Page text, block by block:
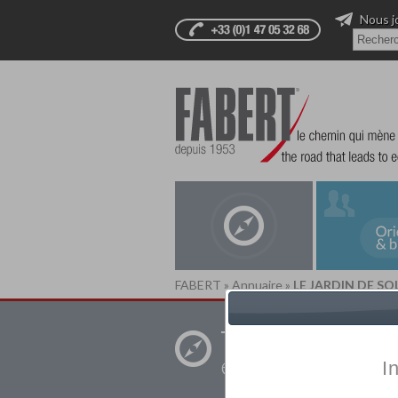
Nous
FABERT » Annuaire » LE JARDIN DE
Trouver un
établissement